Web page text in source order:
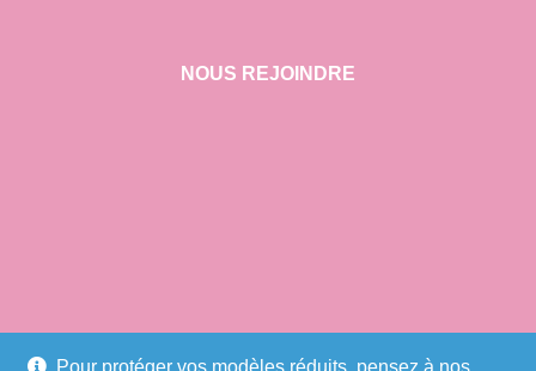
Pour protéger vos modèles réduits, pensez à nos
NOUS REJOINDRE